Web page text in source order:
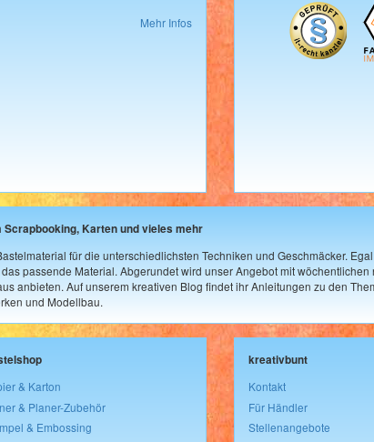
Mehr Infos
Karten und vieles mehr
für die unterschiedlichsten Techniken und Geschmäcker.
passende Material. Abgerundet wird unser Angebot mit
anbieten. Auf unserem kreativen Blog findet ihr Anleitungen zu den
und Modellbau.
& Karton
& Planer-Zubehör
& Embossing
kreativbunt
Kontakt
Für Händler
Stellenangebote